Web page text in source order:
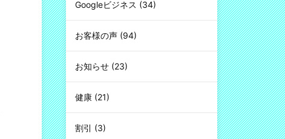
Googleビジネス (34)
お客様の声 (94)
お知らせ (23)
健康 (21)
割引 (3)